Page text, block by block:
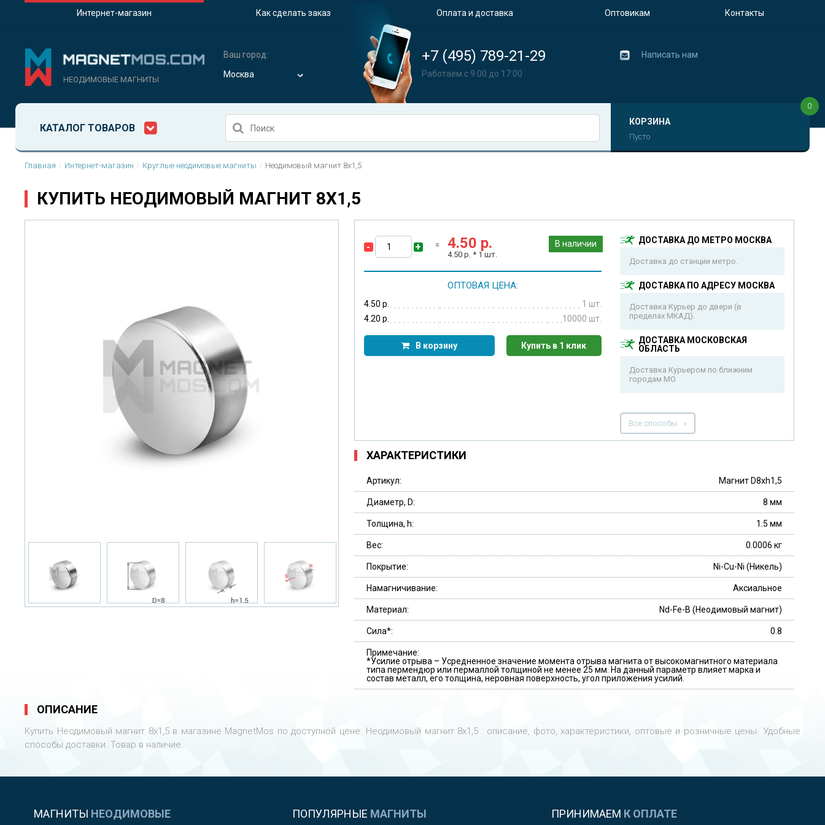
Интернет-магазин Как сделать заказ Оплата и доставка Оптовикам Контакты
НЕОДИМОВЫЕ МАГНИТЫ
Ваш город:
Москва
+7 (495) 789-21-29
Работаем с 9:00 до 17:00
Написать нам
КАТАЛОГ ТОВАРОВ
КОРЗИНА
Пусто
0
Главная Интернет-магазин Круглые неодимовые магниты Неодимовый магнит 8х1,5
КУПИТЬ НЕОДИМОВЫЙ МАГНИТ 8Х1,5
4.50 р.
4.50р. * 1 шт.
- + В наличии
ОПТОВАЯ ЦЕНА:
4.50 р.
1 шт.
4.20 р.
10000 шт.
В корзину Купить в 1 клик
ДОСТАВКА ДО МЕТРО МОСКВА
Доставка до станции метро.
ДОСТАВКА ПО АДРЕСУ МОСКВА
Доставка Курьер до двери (в
пределах МКАД).
ДОСТАВКА МОСКОВСКАЯ
ОБЛАСТЬ
Доставка Курьером по ближним
городам МО
Все способы
ХАРАКТЕРИСТИКИ
Артикул: Магнит D8xh1,5
Диаметр, D: 8 мм
Толщина, h: 1.5 мм
Вес: 0.0006 кг
Покрытие: Ni-Cu-Ni (Никель)
Намагничивание: Аксиальное
Материал: Nd-Fe-B (Неодимовый магнит)
Сила*: 0.8
Примечание:
*Усилие отрыва – Усредненное значение момента отрыва магнита от высокомагнитного материала
типа пермендюр или пермаллой толщиной не менее 25 мм. На данный параметр влияет марка и
состав металл, его толщина, неровная поверхность, угол приложения усилий.
ОПИСАНИЕ
Купить Неодимовый магнит 8х1,5 в магазине MagnetMos по доступной цене. Неодимовый магнит 8х1,5 : описание, фото, характеристики, оптовые и розничные цены. Удобные
способы доставки. Товар в наличие.
МАГНИТЫ НЕОДИМОВЫЕ ПОПУЛЯРНЫЕ МАГНИТЫ ПРИНИМАЕМ К ОПЛАТЕ